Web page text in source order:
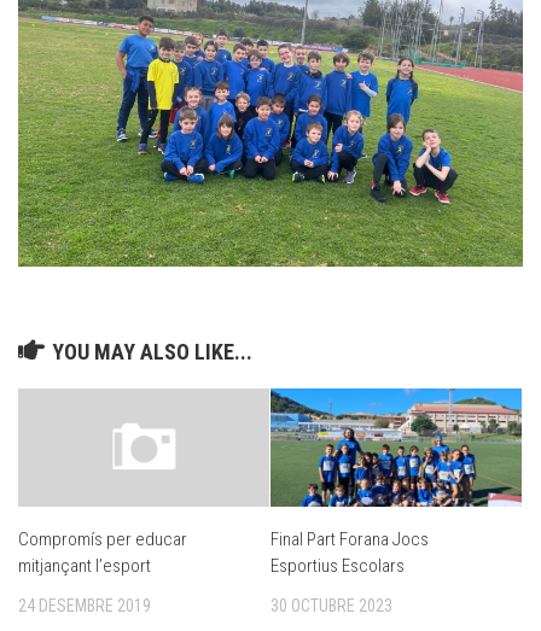
YOU MAY ALSO LIKE...
Compromís per educar
mitjançant l’esport
24 DESEMBRE 2019
Final Part Forana Jocs
Esportius Escolars
30 OCTUBRE 2023